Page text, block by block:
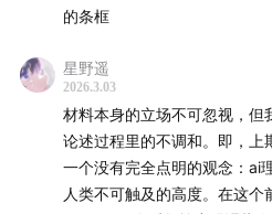
Schema Theory（图式理论）
Retrieval-Augmented
ReDeEP: Detecting
Augmented Generation via
Interpretability (2025)
的条框
星野遥
2026.3.03
材料本身的立场不可忽视，但
论述过程里的不调和。即，上
一个没有完全点明的观念：ai
人类不可触及的高度。在这